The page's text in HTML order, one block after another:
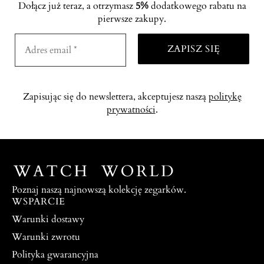
Dołącz już teraz, a otrzymasz 5%dodatkowego rabatu na
pierwsze zakupy.
Zapisując się do newslettera, akceptujesz nasząpolitykę
prywatności.
Poznaj naszą najnowszą kolekcję zegarków.
WSPARCIE
Warunki dostawy
Warunki zwrotu
Polityka gwarancyjna